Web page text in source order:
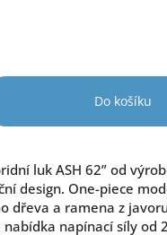
Do košíku
luk ASH 62” od
design. One-piece
dřeva a ramena z
napínací síly od